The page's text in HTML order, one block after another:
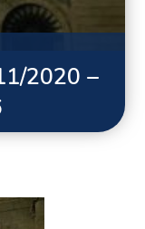
2020 –